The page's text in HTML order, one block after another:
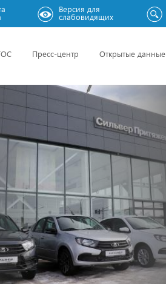
Версия для
слабовидящих
Пресс-центр Открытые данные